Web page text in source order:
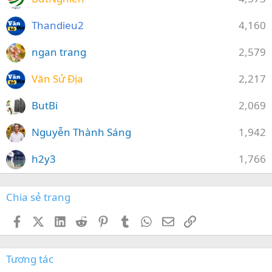
4,160
Thandieu2
2,579
ngan trang
2,217
Văn Sử Địa
2,069
ButBi
1,942
Nguyễn Thành Sáng
1,766
h2y3
Chia sẻ trang
FacebookX (Twitter)
LinkedIn
Reddit PinterestTumblr WhatsApp
EmailLink
Tương tác